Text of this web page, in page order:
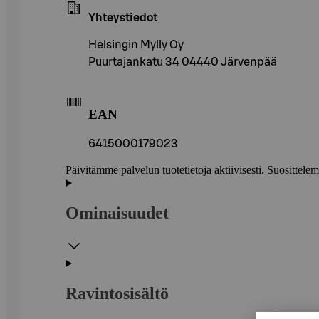
Yhteystiedot
Helsingin Mylly Oy
Puurtajankatu 34 04440 Järvenpää
EAN
6415000179023
Päivitämme palvelun tuotetietoja aktiivisesti.
Ominaisuudet
Ravintosisältö